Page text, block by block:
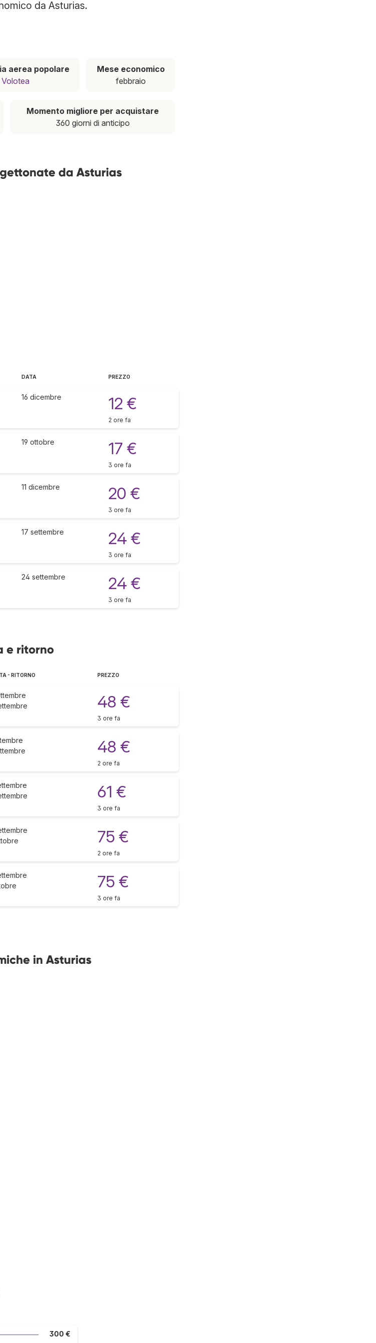
da Asturias.
aerea popolare
Volotea
Mese economico
febbraio
Momento migliore per acquistare
360 giorni di anticipo
da Asturias
DATA PREZZO
16 dicembre 12 €
2 ore fa
19 ottobre 17 €
3 ore fa
11 dicembre 20 €
3 ore fa
17 settembre 24 €
3 ore fa
24 settembre 24 €
3 ore fa
e ritorno
- RITORNO PREZZO
48 €
3 ore fa
48 €
2 ore fa
61 €
3 ore fa
75 €
2 ore fa
75 €
3 ore fa
in Asturias
300 €